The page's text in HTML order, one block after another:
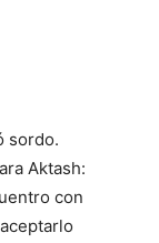
sordo.
Aktash:
con